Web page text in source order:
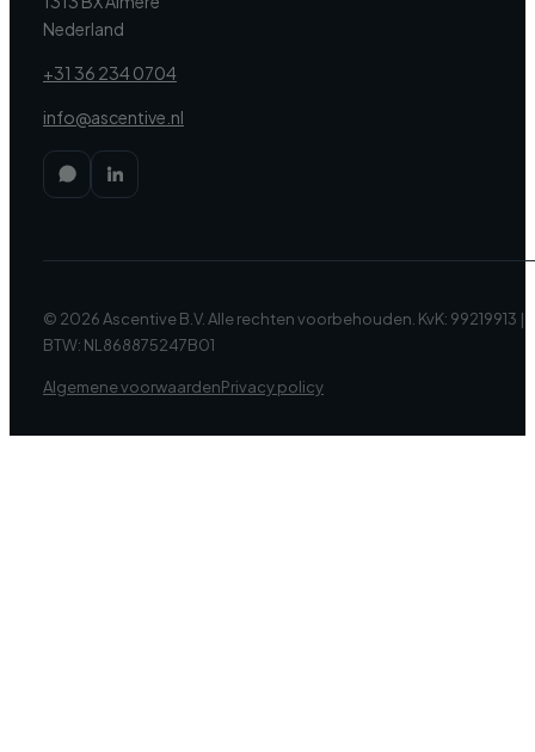
Nederland
+31 36 234 0704
info@ascentive.nl
© 2026 Ascentive B.V. Alle rechten voorbehouden. KvK: 99219913 |
BTW: NL868875247B01
Algemene voorwaardenPrivacy policy